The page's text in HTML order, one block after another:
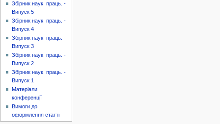
Збірник наук. праць. -
Випуск 5
Збірник наук. праць. -
Випуск 4
Збірник наук. праць. -
Випуск 3
Збірник наук. праць. -
Випуск 2
Збірник наук. праць. -
Випуск 1
Матеріали
конференції
Вимоги до
оформлення статті